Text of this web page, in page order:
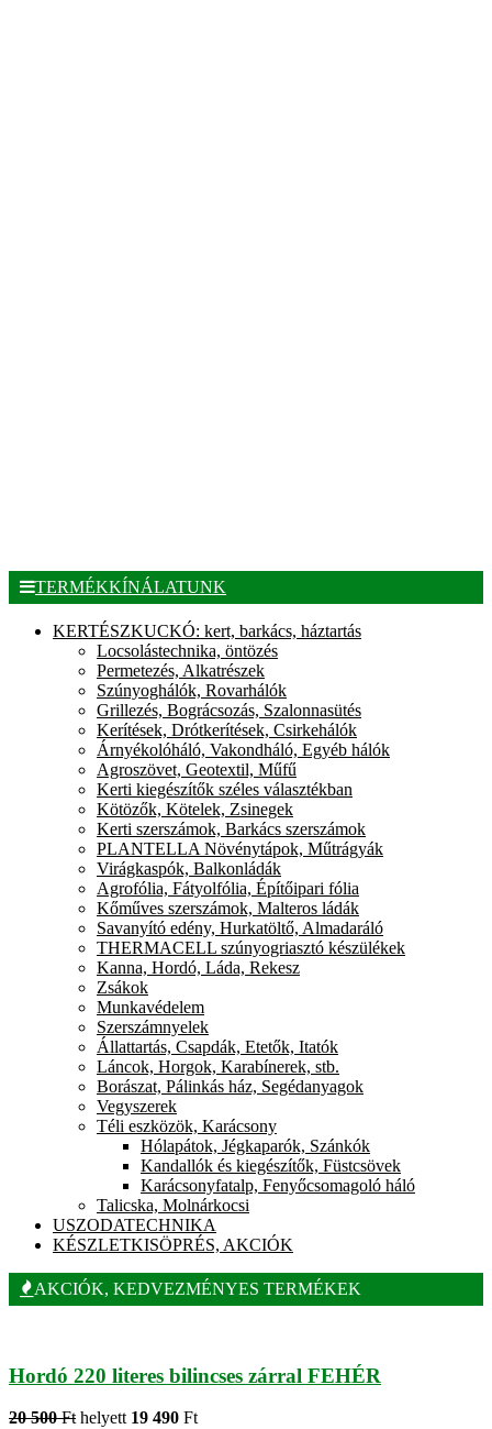
TERMÉKKÍNÁLATUNK
KERTÉSZKUCKÓ: kert, barkács, háztartás
Locsolástechnika, öntözés
Permetezés, Alkatrészek
Szúnyoghálók, Rovarhálók
Grillezés, Bográcsozás, Szalonnasütés
Kerítések, Drótkerítések, Csirkehálók
Árnyékolóháló, Vakondháló, Egyéb hálók
Agroszövet, Geotextil, Műfű
Kerti kiegészítők széles választékban
Kötözők, Kötelek, Zsinegek
Kerti szerszámok, Barkács szerszámok
PLANTELLA Növénytápok, Műtrágyák
Virágkaspók, Balkonládák
Agrofólia, Fátyolfólia, Építőipari fólia
Kőműves szerszámok, Malteros ládák
Savanyító edény, Hurkatöltő, Almadaráló
THERMACELL szúnyogriasztó készülékek
Kanna, Hordó, Láda, Rekesz
Zsákok
Munkavédelem
Szerszámnyelek
Állattartás, Csapdák, Etetők, Itatók
Láncok, Horgok, Karabínerek, stb.
Borászat, Pálinkás ház, Segédanyagok
Vegyszerek
Téli eszközök, Karácsony
Hólapátok, Jégkaparók, Szánkók
Kandallók és kiegészítők, Füstcsövek
Karácsonyfatalp, Fenyőcsomagoló háló
Talicska, Molnárkocsi
USZODATECHNIKA
KÉSZLETKISÖPRÉS, AKCIÓK
AKCIÓK, KEDVEZMÉNYES TERMÉKEK
Hordó 220 literes bilincses zárral FEHÉR
20 500 Ft helyett 19 490 Ft